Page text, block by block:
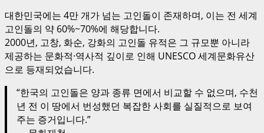
대한민국에는 4만 개가 넘는 고인돌이 존재하며, 이는 전 세계
고인돌의 약 60%~70%에 해당합니다.
2000년, 고창, 화순, 강화의 고인돌 유적은 그 규모뿐 아니라
제공하는 문화적·역사적 깊이로 인해 UNESCO 세계문화유산
으로 등재되었습니다.
“한국의 고인돌은 양과 종류 면에서 비교할 수 없으며, 수천
년 전 이 땅에서 번성했던 복잡한 사회를 실질적으로 보여
주는 증거입니다.”